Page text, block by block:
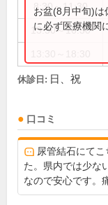
8:30～11:30
13:30～16:30
お盆(8月中旬)は
に必ず医療機関
休診日: 日、祝
口コミ
尿管結石にて
た。県内では少な
なので安心です。